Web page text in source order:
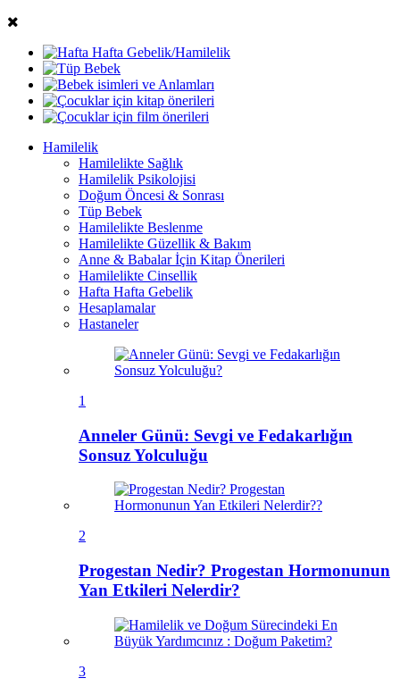
Hamilelik
Hamilelikte Sağlık
Hamilelik Psikolojisi
Doğum Öncesi & Sonrası
Tüp Bebek
Hamilelikte Beslenme
Hamilelikte Güzellik & Bakım
Anne & Babalar İçin Kitap Önerileri
Hamilelikte Cinsellik
Hafta Hafta Gebelik
Hesaplamalar
Hastaneler
1
Anneler Günü: Sevgi ve Fedakarlığın
Sonsuz Yolculuğu
2
Progestan Nedir? Progestan Hormonunun
Yan Etkileri Nelerdir?
3